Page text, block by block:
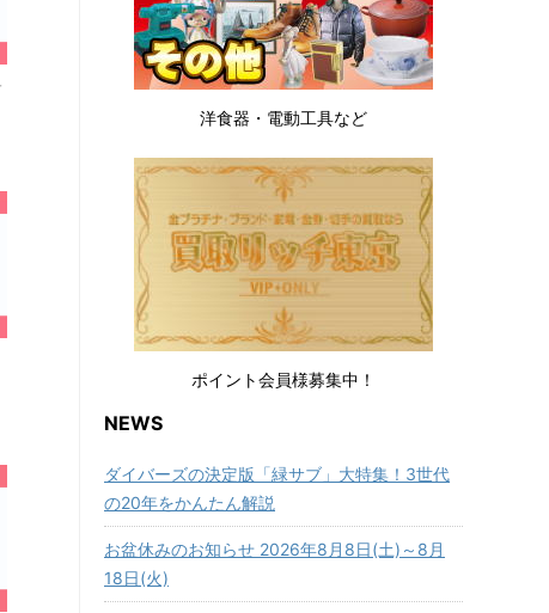
洋食器・電動工具など
ポイント会員様募集中！
NEWS
ダイバーズの決定版「緑サブ」大特集！3世代
の20年をかんたん解説
お盆休みのお知らせ 2026年8月8日(土)～8月
18日(火)